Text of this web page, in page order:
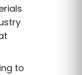
to